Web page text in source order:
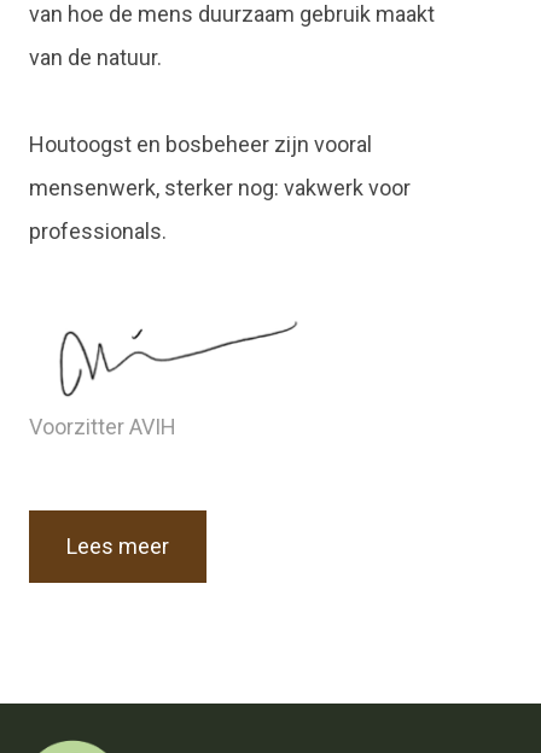
van hoe de mens duurzaam gebruik maakt
van de natuur.
Houtoogst en bosbeheer zijn vooral
mensenwerk, sterker nog: vakwerk voor
professionals.
Voorzitter AVIH
Lees meer